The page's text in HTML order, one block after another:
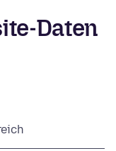
Daten